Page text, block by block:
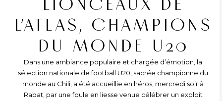
LIONCEAUX DE
L’ATLAS, CHAMPIONS
DU MONDE U20
Dans une ambiance populaire et chargée d’émotion, la
sélection nationale de football U20, sacrée championne du
monde au Chili, a été accueillie en héros, mercredi soir à
Rabat, par une foule en liesse venue célébrer un exploit